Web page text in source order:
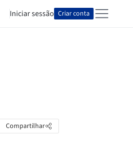
Iniciar sessão Criar conta
Compartilhar